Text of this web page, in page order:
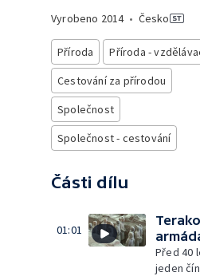
Vyrobeno 2014• Česko
Příroda
Příroda -
Cestování za přírodou
Společnost
Společnost - cestování
Části dílu
01:01
Před 40
jeden